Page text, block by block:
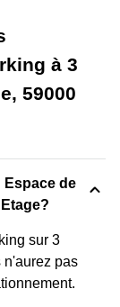
à 3
59000
de
sur 3
n'aurez pas